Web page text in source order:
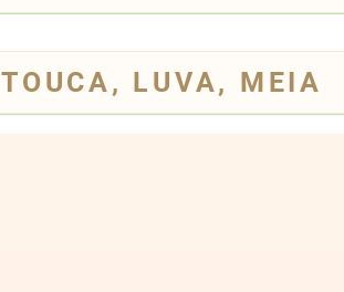
TOUCA, LUVA, MEIA